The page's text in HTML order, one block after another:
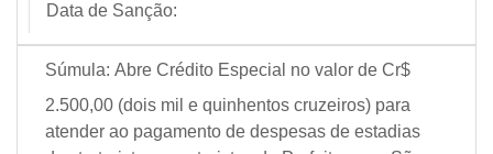
Data de Sanção:
Súmula: Abre Crédito Especial no valor de Cr$
2.500,00 (dois mil e quinhentos cruzeiros) para
atender ao pagamento de despesas de estadias